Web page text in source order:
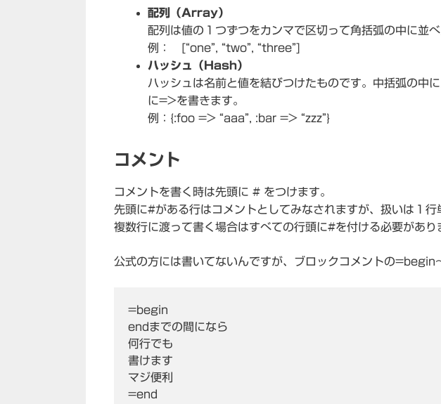
配列（Array）
配列は値の１つずつをカンマで区切って角括弧の中に並べ
例： [“one”, “two”, “three”]
ハッシュ（Hash）
ハッシュは名前と値を結びつけたものです。中括弧の中
に=>を書きます。
例：{:foo => “aaa”, :bar => “zzz”}
コメント
コメントを書く時は先頭に # をつけます。
先頭に#がある行はコメントとしてみなされますが、扱いは１行
複数行に渡って書く場合はすべての行頭に#を付ける必要があり
公式の方には書いてないんですが、ブロックコメントの=begin
=begin
endまでの間になら
何行でも
書けます
マジ便利
=end